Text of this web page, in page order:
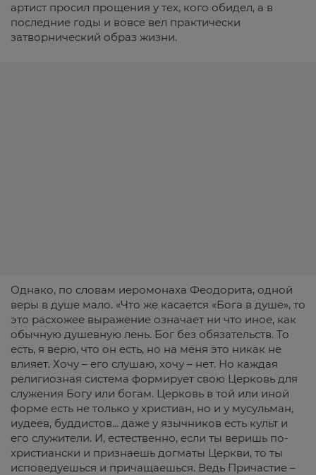
артист просил прощения у тех, кого обидел, а в
последние годы и вовсе вел практически
затворнический образ жизни.
Однако, по словам иеромонаха Феодорита, одной
веры в душе мало. «Что же касается «Бога в душе», то
это расхожее выражение означает ни что иное, как
обычную душевную лень. Бог без обязательств. То
есть, я верю, что он есть, но на меня это никак не
влияет. Хочу – его слушаю, хочу – нет. Но каждая
религиозная система формирует свою Церковь для
служения Богу или богам. Церковь в той или иной
форме есть не только у христиан, но и у мусульман,
иудеев, буддистов... даже у язычников есть культ и
его служители. И, естественно, если ты веришь по-
христиански и признаешь догматы Церкви, то ты
исповедуешься и причащаешься. Ведь Причастие –